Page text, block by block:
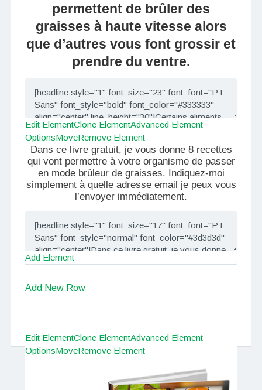
permettent de brûler des
graisses à haute vitesse alors
que d’autres vous font grossir et
prendre du ventre.
Edit ElementClone ElementAdvanced Element
OptionsMoveRemove Element
Dans ce livre gratuit, je vous donne 8 recettes
qui vont permettre à votre organisme de passer
en mode brûleur de graisses. Indiquez-moi
simplement à quelle adresse email je peux vous
l’envoyer immédiatement.
Add Element
Add New Row
Edit ElementClone ElementAdvanced Element
OptionsMoveRemove Element